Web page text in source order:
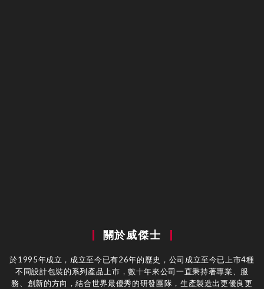
關於威傑士
於1995年成立，成立至今已有26年的歷史，公司成立至今已上市4種
不同設計包裝的系列產品上市，數十年來公司一直秉持著專業、服
務、創新的方向，結合世界最優秀的研發團隊，生產製造出更優良更